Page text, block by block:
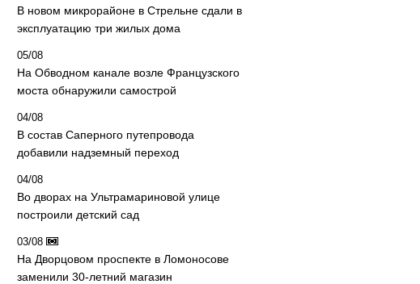
В новом микрорайоне в Стрельне сдали в
эксплуатацию три жилых дома
05/08
На Обводном канале возле Французского
моста обнаружили самострой
04/08
В состав Саперного путепровода
добавили надземный переход
04/08
Во дворах на Ультрамариновой улице
построили детский сад
03/08
На Дворцовом проспекте в Ломоносове
заменили 30-летний магазин